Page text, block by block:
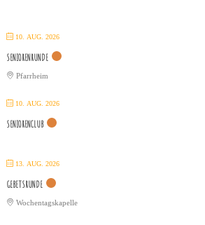
10. AUG. 2026
SENIORENRUNDE
Pfarrheim
10. AUG. 2026
SENIORENCLUB
13. AUG. 2026
GEBETSRUNDE
Wochentagskapelle